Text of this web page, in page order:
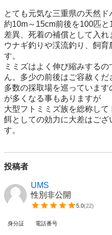
とても元気な三重県の天然ド
約10m～15cm前後を100匹
差異、死着の補償として入れ
ウナギ釣りや渓流釣り、飼
す。
ミミズはよく伸び縮みする
ん。多少の前後はご容赦くだ
多数の採取場を巡っていま
が多くなる事もありますが
大型フトミミズ族を総称して
餌としての効力に大差はござ
す。
投稿者
UMS
性別非公開
5.0(22)
身分証 電話番号